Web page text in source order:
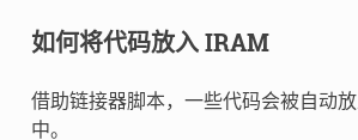
如何将代码放入 IRAM
借助链接器脚本，一些代码会被自动
中。